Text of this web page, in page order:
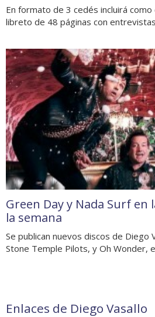
En formato de 3 cedés incluirá
libreto de 48 páginas con
Green Day y Nada Surf en
la semana
Se publican nuevos discos de Diego
Stone Temple Pilots, y Oh Wonder,
Enlaces de Diego Vasallo